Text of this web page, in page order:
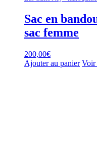
Sac en
sac femme
200,00€
Ajouter au panier Voir